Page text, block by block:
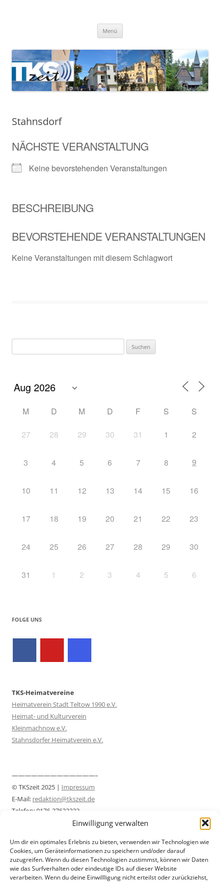
Einwilligung verwalten
Um dir ein optimales Erlebnis zu bieten, verwenden wir Technologien wie
Cookies, um Geräteinformationen zu speichern und/oder darauf
zuzugreifen. Wenn du diesen Technologien zustimmst, können wir Daten
wie das Surfverhalten oder eindeutige IDs auf dieser Website
verarbeiten. Wenn du deine Einwillligung nicht erteilst oder zurückziehst,
Menü
Stahnsdorf
NÄCHSTE VERANSTALTUNG
Keine bevorstehenden Veranstaltungen
BESCHREIBUNG
BEVORSTEHENDE VERANSTALTUNGEN
Keine Veranstaltungen mit diesem Schlagwort
nach:
M D M D F S S
27 28 29 30 31 1 2
3 4 5 6 7 8 9
10 11 12 13 14 15 16
17 18 19 20 21 22 23
24 25 26 27 28 29 30
31 1 2 3 4 5 6
FOLGE UNS
TKS-Heimatvereine
Heimatverein Stadt Teltow 1990 e.V.
Heimat- und Kulturverein
Kleinmachnow e.V.
Stahnsdorfer Heimatverein e.V.
—————————————–
© TKSzeit 2025 | Impressum
E-Mail: redaktion@tkszeit.de
Telefon: 0176-37622333
Datenschutzerklärung